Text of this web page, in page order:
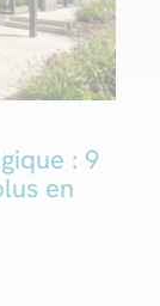
: 9
en